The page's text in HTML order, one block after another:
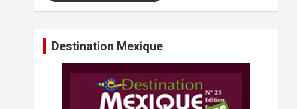
Destination Mexique